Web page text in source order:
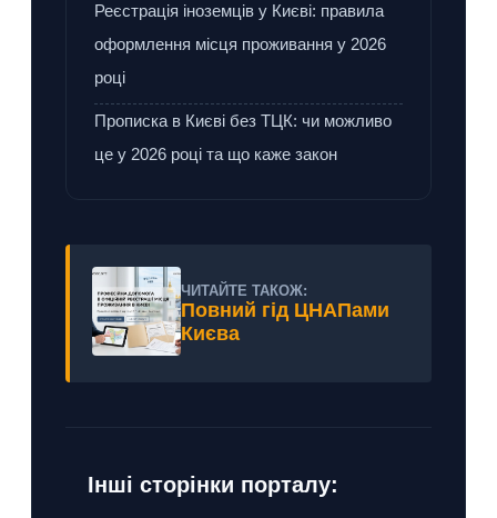
Реєстрація іноземців у Києві: правила
оформлення місця проживання у 2026
році
Прописка в Києві без ТЦК: чи можливо
це у 2026 році та що каже закон
ЧИТАЙТЕ ТАКОЖ:
Повний гід ЦНАПами
Києва
Інші сторінки порталу: